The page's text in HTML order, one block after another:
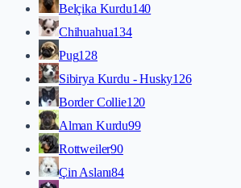
Belçika Kurdu140
Chihuahua134
Pug128
Sibirya Kurdu - Husky126
Border Collie120
Alman Kurdu99
Rottweiler90
Çin Aslanı84